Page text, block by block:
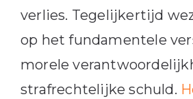
verlies. Tegelijkertijd
op het fundamentele
morele
strafrechtelijke schuld.